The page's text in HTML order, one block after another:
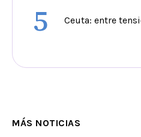
5 Ceuta: entre
MÁS NOTICIAS